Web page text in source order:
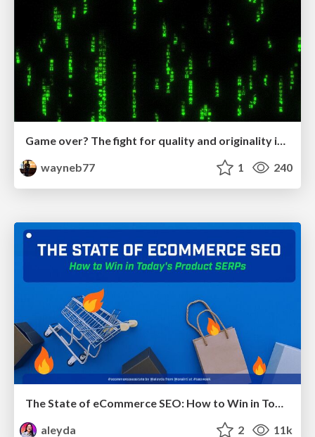
Game over? The fight for quality and originality in the time of robots
wayneb77
1 240
The State of eCommerce SEO: How to Win in Today's Products SERPs - #SEOweek
aleyda
2 11k